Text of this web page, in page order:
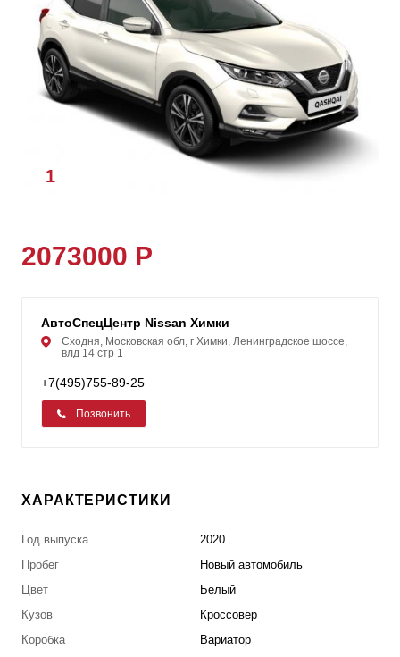
1
2073000 Р
АвтоСпецЦентр Nissan Химки
Сходня, Московская обл, г Химки, Ленинградское шоссе,
влд 14 стр 1
+7(495)755-89-25
Позвонить
ХАРАКТЕРИСТИКИ
Год выпуска
2020
Пробег
Новый автомобиль
Цвет
Белый
Кузов
Кроссовер
Коробка
Вариатор